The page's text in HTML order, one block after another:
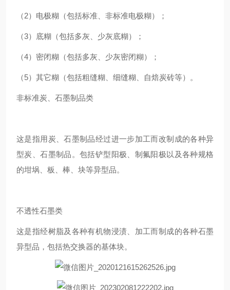
（2）电极糊（包括标准、非标准电极糊）；
（3）底糊（包括多灰、少灰底糊）；
（4）密闭糊（包括多灰、少灰密闭糊）；
（5）其它糊（包括粗缝糊、细缝糊、自焙炭砖等）。
非标准炭、石墨制品类
这是指用炭、石墨制品经过进一步加工而改制成的各种异
型炭、石墨制品。包括铲型阳极、制氟阳极以及各种规格
的坩埚、板、棒、块等异型品。
不透性石墨类
这是指经树脂及各种有机物浸渍、加工而制成的各种石墨
异型品，包括热交换器的基体块。